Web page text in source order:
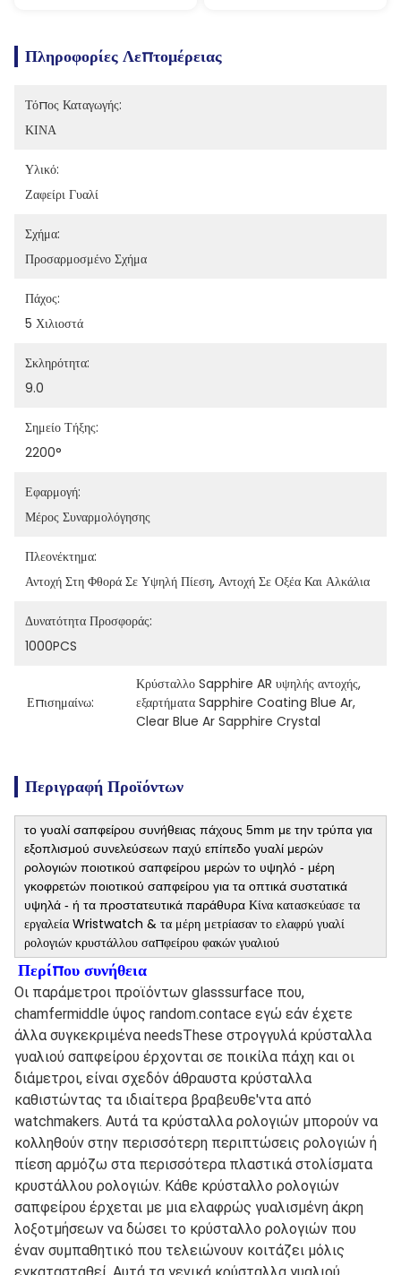
Πληροφορίες Λεπτομέρειας
Τόπος Καταγωγής:
ΚΙΝΑ
Υλικό:
Ζαφείρι Γυαλί
Σχήμα:
Προσαρμοσμένο Σχήμα
Πάχος:
5 Χιλιοστά
Σκληρότητα:
9.0
Σημείο Τήξης:
2200°
Εφαρμογή:
Μέρος Συναρμολόγησης
Πλεονέκτημα:
Αντοχή Στη Φθορά Σε Υψηλή Πίεση, Αντοχή Σε Οξέα Και Αλκάλια
Δυνατότητα Προσφοράς:
1000PCS
Επισημαίνω:
Κρύσταλλο Sapphire AR υψηλής αντοχής,
εξαρτήματα Sapphire Coating Blue Ar,
Clear Blue Ar Sapphire Crystal
Περιγραφή Προϊόντων
το γυαλί σαπφείρου συνήθειας πάχους 5mm με την τρύπα για
εξοπλισμού συνελεύσεων παχύ επίπεδο γυαλί μερών
ρολογιών ποιοτικού σαπφείρου μερών το υψηλό - μέρη
γκοφρετών ποιοτικού σαπφείρου για τα οπτικά συστατικά
υψηλά - ή τα προστατευτικά παράθυρα Κίνα κατασκεύασε τα
εργαλεία Wristwatch & τα μέρη μετρίασαν το ελαφρύ γυαλί
ρολογιών κρυστάλλου σαπφείρου φακών γυαλιού
Περίπου συνήθεια
Οι παράμετροι προϊόντων glasssurface που,
chamfermiddle ύψος random.contace εγώ εάν έχετε
άλλα συγκεκριμένα needsThese στρογγυλά κρύσταλλα
γυαλιού σαπφείρου έρχονται σε ποικίλα πάχη και οι
διάμετροι, είναι σχεδόν άθραυστα κρύσταλλα
καθιστώντας τα ιδιαίτερα βραβευθε'ντα από
watchmakers. Αυτά τα κρύσταλλα ρολογιών μπορούν να
κολληθούν στην περισσότερη περιπτώσεις ρολογιών ή
πίεση αρμόζω στα περισσότερα πλαστικά στολίσματα
κρυστάλλου ρολογιών. Κάθε κρύσταλλο ρολογιών
σαπφείρου έρχεται με μια ελαφρώς γυαλισμένη άκρη
λοξοτμήσεων να δώσει το κρύσταλλο ρολογιών που
έναν συμπαθητικό που τελειώνουν κοιτάζει μόλις